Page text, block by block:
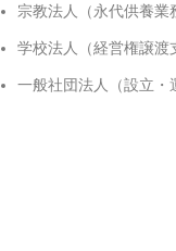
宗教法人（永代供養業
学校法人（経営権譲渡
一般社団法人（設立・